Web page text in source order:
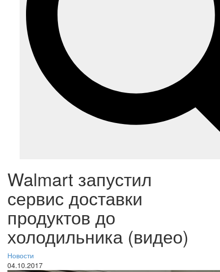
Walmart запустил
сервис доставки
продуктов до
холодильника (видео)
Новости
04.10.2017